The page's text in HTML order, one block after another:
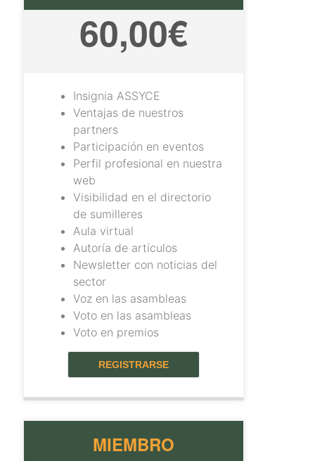
60,00€
Insignia ASSYCE
Ventajas de nuestros
partners
Participación en eventos
Perfil profesional en nuestra
web
Visibilidad en el directorio
de sumilleres
Aula virtual
Autoría de artículos
Newsletter con noticias del
sector
Voz en las asambleas
Voto en las asambleas
Voto en premios
REGISTRARSE
MIEMBRO